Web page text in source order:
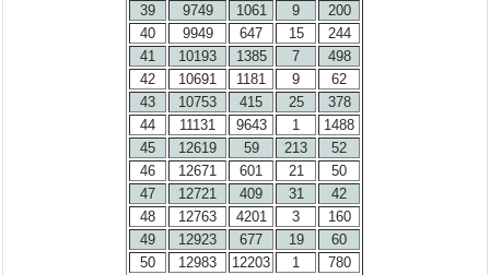
39
9749 1061 9
200
40
9949 647 15
244
41
10193 1385 7
498
42
10691 1181 9
62
43
10753 415 25
378
44
11131 9643 1
1488
45
12619 59 213
52
46
12671 601 21
50
47
12721 409 31
42
48
12763 4201 3
160
49
12923 677 19
60
50
12983 12203 1
780